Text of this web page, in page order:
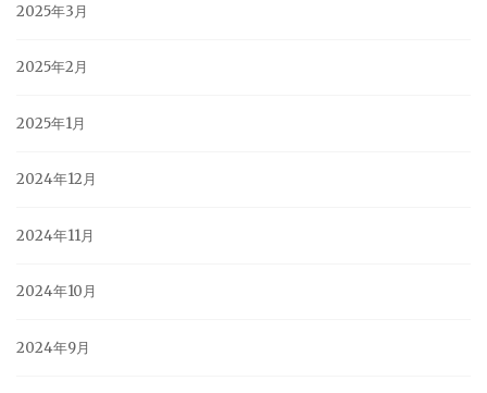
2025年3月
2025年2月
2025年1月
2024年12月
2024年11月
2024年10月
2024年9月